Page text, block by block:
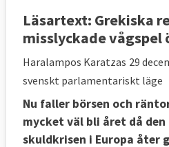
Läsartext: Grekiska
misslyckade vågspel
Haralampos Karatzas 29
svenskt parlamentariskt läge
Nu faller börsen och
mycket väl bli året då
skuldkrisen i Europa åter